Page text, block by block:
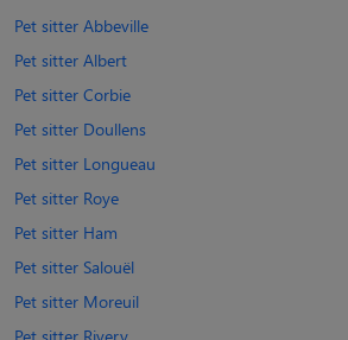
Pet sitter Abbeville
Pet sitter Albert
Pet sitter Corbie
Pet sitter Doullens
Pet sitter Longueau
Pet sitter Roye
Pet sitter Ham
Pet sitter Salouël
Pet sitter Moreuil